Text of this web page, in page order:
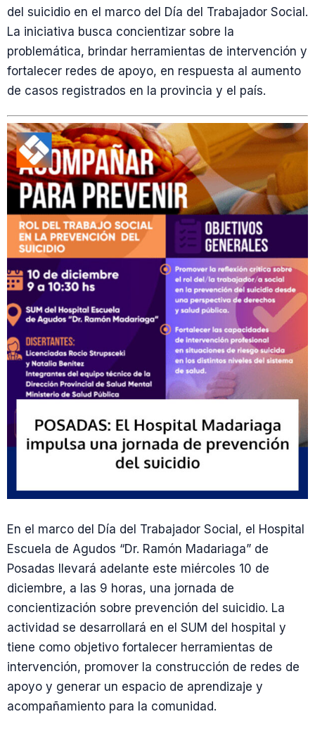
del suicidio en el marco del Día del Trabajador Social.
La iniciativa busca concientizar sobre la
problemática, brindar herramientas de intervención y
fortalecer redes de apoyo, en respuesta al aumento
de casos registrados en la provincia y el país.
En el marco del Día del Trabajador Social, el Hospital
Escuela de Agudos “Dr. Ramón Madariaga” de
Posadas llevará adelante este miércoles 10 de
diciembre, a las 9 horas, una jornada de
concientización sobre prevención del suicidio. La
actividad se desarrollará en el SUM del hospital y
tiene como objetivo fortalecer herramientas de
intervención, promover la construcción de redes de
apoyo y generar un espacio de aprendizaje y
acompañamiento para la comunidad.